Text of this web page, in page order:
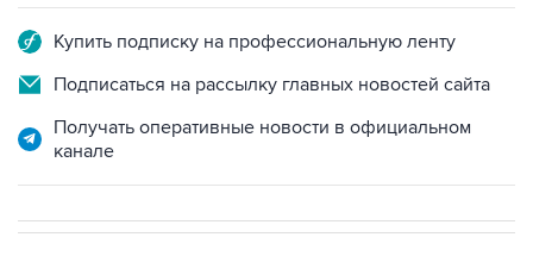
Купить подписку на профессиональную ленту
Подписаться на рассылку главных новостей сайта
Получать оперативные новости в официальном
канале